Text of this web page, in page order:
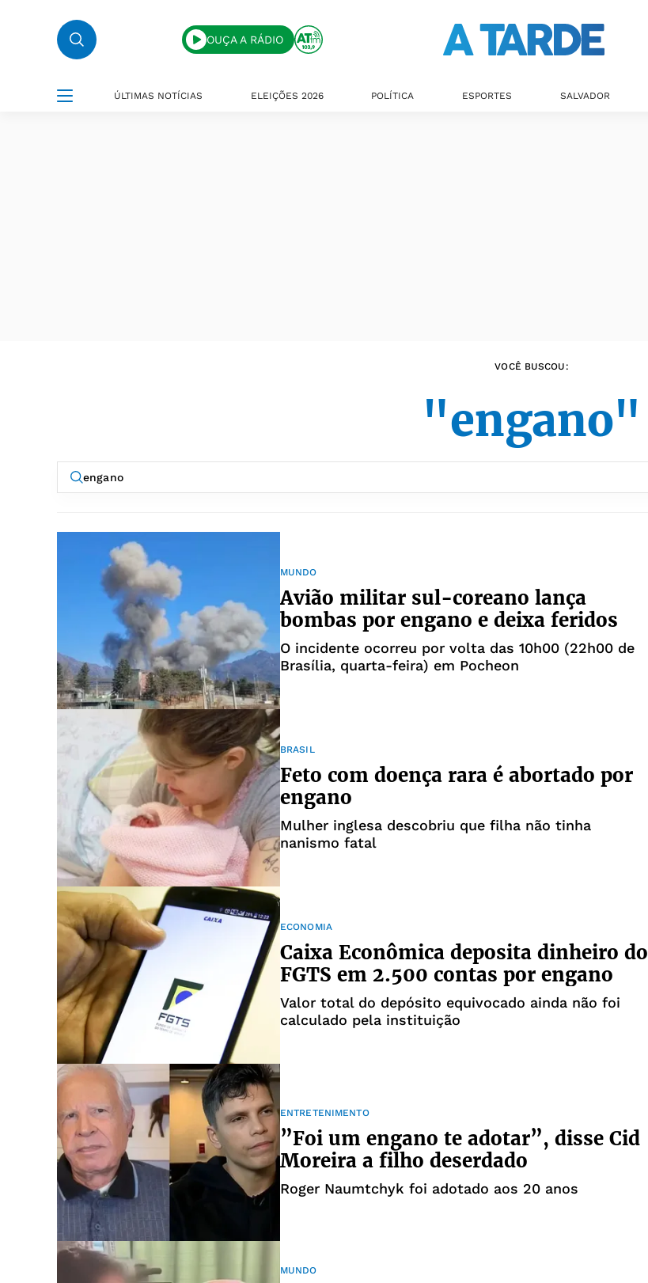
OUÇA A RÁDIO
ÚLTIMAS NOTÍCIAS ELEIÇÕES 2026 POLÍTICA ESPORTES SALVADOR
VOCÊ BUSCOU:
"engano"
MUNDO
Avião militar sul-coreano lança
bombas por engano e deixa feridos
O incidente ocorreu por volta das 10h00 (22h00 de
Brasília, quarta-feira) em Pocheon
BRASIL
Feto com doença rara é abortado por
engano
Mulher inglesa descobriu que filha não tinha
nanismo fatal
ECONOMIA
Caixa Econômica deposita dinheiro do
FGTS em 2.500 contas por engano
Valor total do depósito equivocado ainda não foi
calculado pela instituição
ENTRETENIMENTO
”Foi um engano te adotar”, disse Cid
Moreira a filho deserdado
Roger Naumtchyk foi adotado aos 20 anos
MUNDO